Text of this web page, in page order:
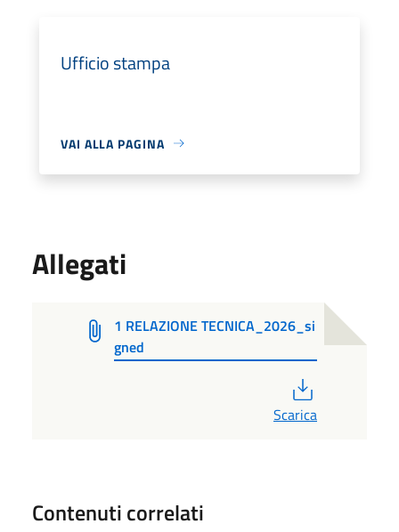
Ufficio stampa
VAI ALLA PAGINA
Allegati
1 RELAZIONE TECNICA_2026_si
gned
Scarica
Contenuti correlati